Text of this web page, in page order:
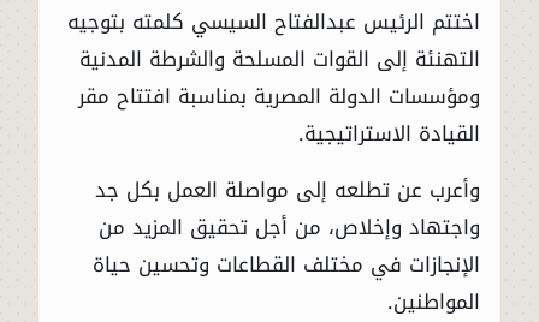
اختتم الرئيس عبدالفتاح السيسي كلمته بتوجيه
التهنئة إلى القوات المسلحة والشرطة المدنية
ومؤسسات الدولة المصرية بمناسبة افتتاح مقر
القيادة الاستراتيجية.
وأعرب عن تطلعه إلى مواصلة العمل بكل جد
واجتهاد وإخلاص، من أجل تحقيق المزيد من
الإنجازات في مختلف القطاعات وتحسين حياة
المواطنين.